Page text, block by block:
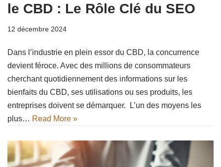
le CBD : Le Rôle Clé du SEO
12 décembre 2024
Dans l’industrie en plein essor du CBD, la concurrence
devient féroce. Avec des millions de consommateurs
cherchant quotidiennement des informations sur les
bienfaits du CBD, ses utilisations ou ses produits, les
entreprises doivent se démarquer. L’un des moyens les
plus… Read More »